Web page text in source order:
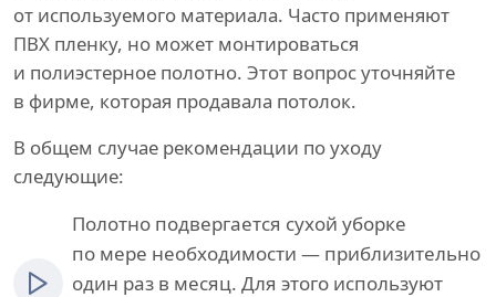
от используемого материала. Часто применяют
ПВХ пленку, но может монтироваться
и полиэстерное полотно. Этот вопрос уточняйте
в фирме, которая продавала потолок.
В общем случае рекомендации по уходу
следующие:
Полотно подвергается сухой уборке
по мере необходимости — приблизительно
один раз в месяц. Для этого используют